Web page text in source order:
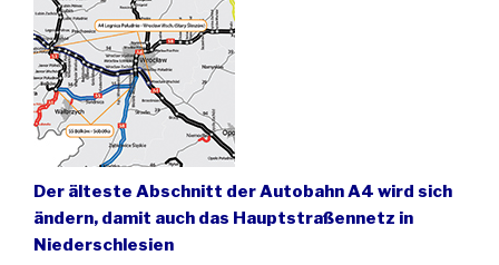
befahrbar“
Der älteste Abschnitt der Autobahn A4 wird sich
ändern, damit auch das Hauptstraßennetz in
Niederschlesien